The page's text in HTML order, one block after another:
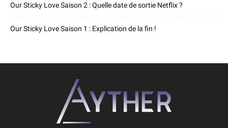
Our Sticky Love Saison 2 : Quelle date de sortie Netflix ?
Our Sticky Love Saison 1 : Explication de la fin !